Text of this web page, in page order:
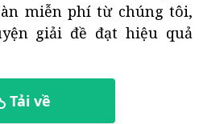
miễn phí từ chúng tôi,
giải đề đạt hiệu quả
Tải về